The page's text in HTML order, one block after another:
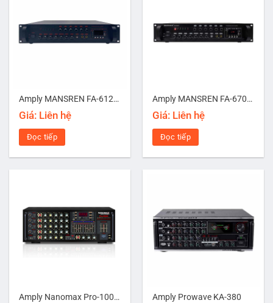
Amply MANSREN FA-6120HT
Giá: Liên hệ
Đọc tiếp
Amply MANSREN FA-6700HT
Giá: Liên hệ
Đọc tiếp
Amply Nanomax Pro-1000i Amply Prowave KA-380